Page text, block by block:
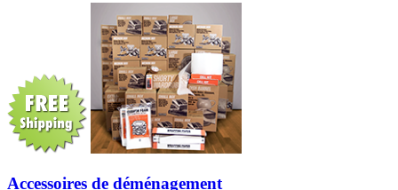
Accessoires de déménagement